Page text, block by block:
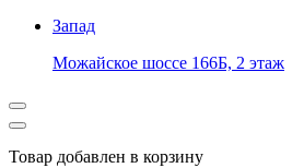
Запад
Можайское шоссе 166Б, 2 этаж
Товар добавлен в корзину